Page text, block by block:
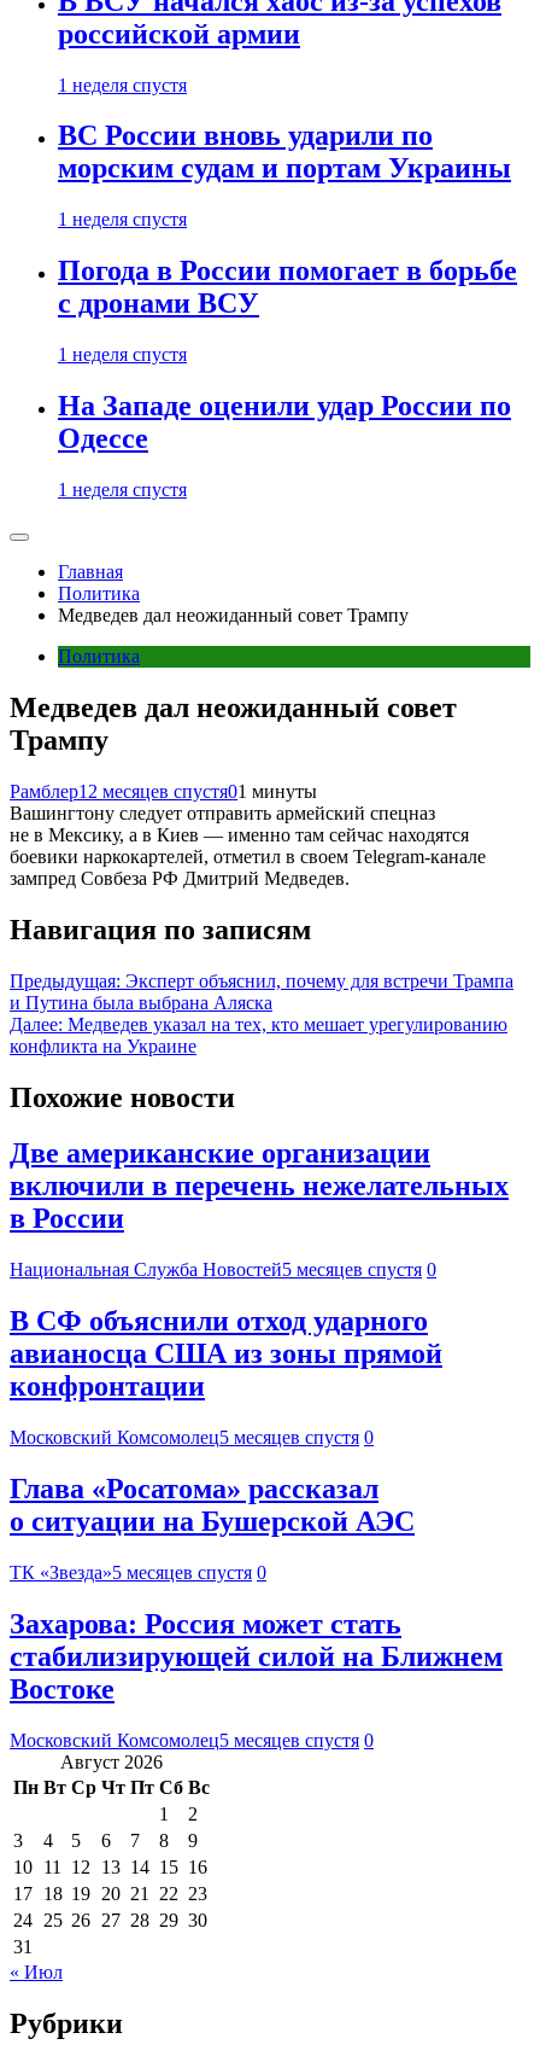
российской армии
1 неделя спустя
ВС России вновь ударили по
морским судам и портам Украины
1 неделя спустя
Погода в России помогает в борьбе
с дронами ВСУ
1 неделя спустя
На Западе оценили удар России по
Одессе
1 неделя спустя
Главная
Политика
Медведев дал неожиданный совет Трампу
Политика
Медведев дал неожиданный совет
Трампу
Рамблер12 месяцев спустя01 минуты
Вашингтону следует отправить армейский спецназ
не в Мексику, а в Киев — именно там сейчас находятся
боевики наркокартелей, отметил в своем Telegram-канале
зампред Совбеза РФ Дмитрий Медведев.
Навигация по записям
Предыдущая: Эксперт объяснил, почему для встречи Трампа
и Путина была выбрана Аляска
Далее: Медведев указал на тех, кто мешает урегулированию
конфликта на Украине
Похожие новости
Две американские организации
включили в перечень нежелательных
в России
Национальная Служба Новостей5 месяцев спустя 0
В СФ объяснили отход ударного
авианосца США из зоны прямой
конфронтации
Московский Комсомолец5 месяцев спустя 0
Глава «Росатома» рассказал
о ситуации на Бушерской АЭС
ТК «Звезда»5 месяцев спустя 0
Захарова: Россия может стать
стабилизирующей силой на Ближнем
Востоке
Московский Комсомолец5 месяцев спустя 0
Август 2026
Пн Вт Ср Чт Пт Сб Вс
1
2
3
4 5 6 7 8
9
10 11 12 13 14 15 16
17 18 19 20 21 22 23
24 25 26 27 28 29 30
31
« Июл
Рубрики